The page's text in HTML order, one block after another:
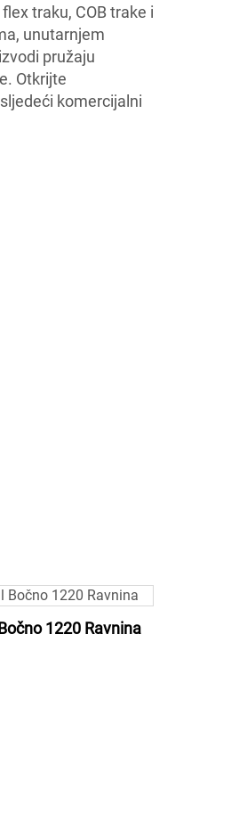
traku, COB trake i
unutarnjem
pružaju
Otkrijte
komercijalni
1220 Ravnina